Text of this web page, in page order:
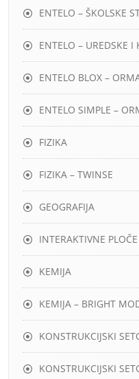
ENTELO – ŠKOLSKE
ENTELO – UREDSKE I
ENTELO BLOX –
ENTELO SIMPLE –
FIZIKA
FIZIKA – TWINSE
GEOGRAFIJA
INTERAKTIVNE
KEMIJA
KEMIJA – BRIGHT
KONSTRUKCIJSKI
KONSTRUKCIJSKI